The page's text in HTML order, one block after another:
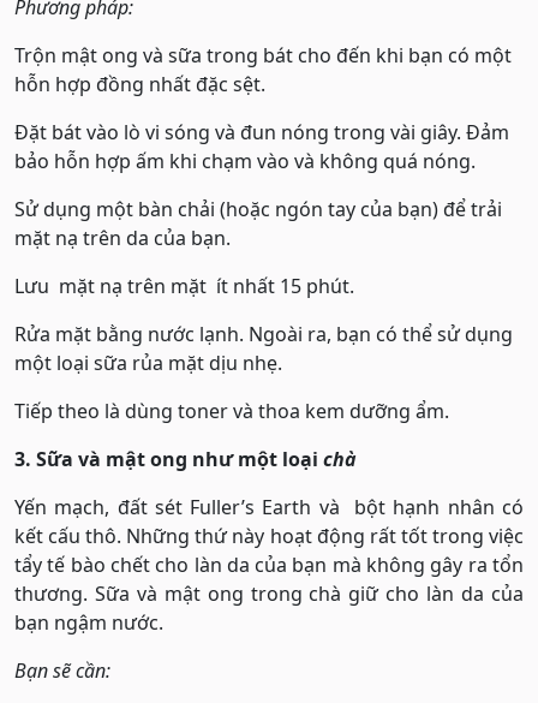
Phương pháp:
Trộn mật ong và sữa trong bát cho đến khi bạn có một
hỗn hợp đồng nhất đặc sệt.
Đặt bát vào lò vi sóng và đun nóng trong vài giây. Đảm
bảo hỗn hợp ấm khi chạm vào và không quá nóng.
Sử dụng một bàn chải (hoặc ngón tay của bạn) để trải
mặt nạ trên da của bạn.
Lưu mặt nạ trên mặt ít nhất 15 phút.
Rửa mặt bằng nước lạnh. Ngoài ra, bạn có thể sử dụng
một loại sữa rủa mặt dịu nhẹ.
Tiếp theo là dùng toner và thoa kem dưỡng ẩm.
3. Sữa và mật ong như một loại chà
Yến mạch, đất sét Fuller’s Earth và bột hạnh nhân có
kết cấu thô. Những thứ này hoạt động rất tốt trong việc
tẩy tế bào chết cho làn da của bạn mà không gây ra tổn
thương. Sữa và mật ong trong chà giữ cho làn da của
bạn ngậm nước.
Bạn sẽ cần: